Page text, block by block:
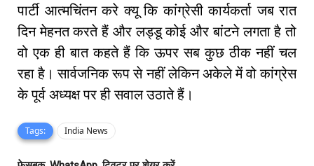
पार्टी आत्मचिंतन करे क्यू कि कांग्रेसी कार्यकर्ता जब रात
दिन मेहनत करते हैं और लड्डू कोई और बांटने लगता है तो
वो एक ही बात कहते हैं कि ऊपर सब कुछ ठीक नहीं चल
रहा है। सार्वजनिक रूप से नहीं लेकिन अकेले में वो कांग्रेस
के पूर्व अध्यक्ष पर ही सवाल उठाते हैं।
Tags: India News